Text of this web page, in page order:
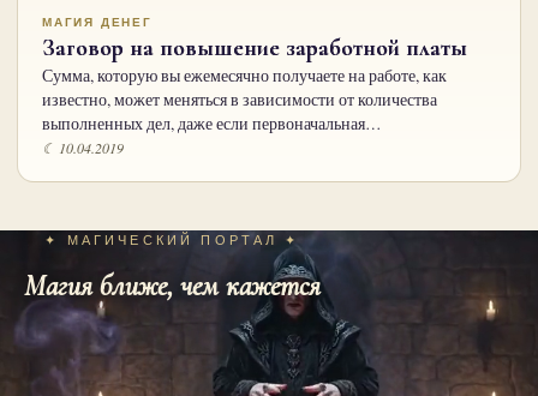
МАГИЯ ДЕНЕГ
Заговор на повышение заработной платы
Сумма, которую вы ежемесячно получаете на работе, как
известно, может меняться в зависимости от количества
выполненных дел, даже если первоначальная…
☾ 10.04.2019
✦ МАГИЧЕСКИЙ ПОРТАЛ ✦
Магия ближе, чем кажется